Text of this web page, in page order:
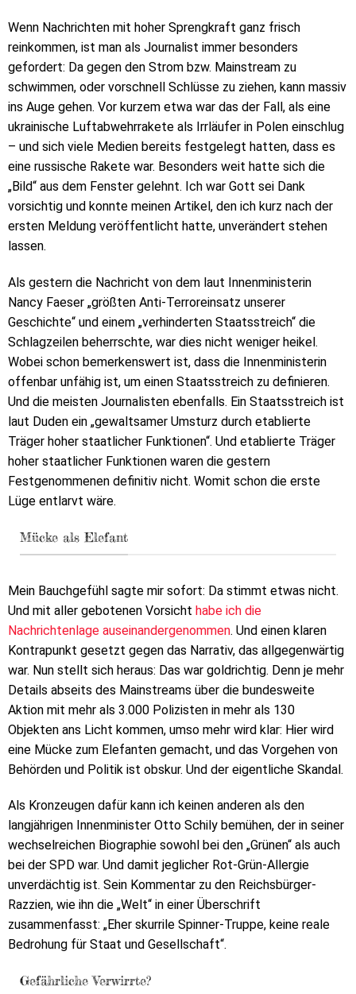
Wenn Nachrichten mit hoher Sprengkraft ganz frisch
reinkommen, ist man als Journalist immer besonders
gefordert: Da gegen den Strom bzw. Mainstream zu
schwimmen, oder vorschnell Schlüsse zu ziehen, kann massiv
ins Auge gehen. Vor kurzem etwa war das der Fall, als eine
ukrainische Luftabwehrrakete als Irrläufer in Polen einschlug
– und sich viele Medien bereits festgelegt hatten, dass es
eine russische Rakete war. Besonders weit hatte sich die
„Bild“ aus dem Fenster gelehnt. Ich war Gott sei Dank
vorsichtig und konnte meinen Artikel, den ich kurz nach der
ersten Meldung veröffentlicht hatte, unverändert stehen
lassen.
Als gestern die Nachricht von dem laut Innenministerin
Nancy Faeser „größten Anti-Terroreinsatz unserer
Geschichte“ und einem „verhinderten Staatsstreich“ die
Schlagzeilen beherrschte, war dies nicht weniger heikel.
Wobei schon bemerkenswert ist, dass die Innenministerin
offenbar unfähig ist, um einen Staatsstreich zu definieren.
Und die meisten Journalisten ebenfalls. Ein Staatsstreich ist
laut Duden ein „gewaltsamer Umsturz durch etablierte
Träger hoher staatlicher Funktionen“. Und etablierte Träger
hoher staatlicher Funktionen waren die gestern
Festgenommenen definitiv nicht. Womit schon die erste
Lüge entlarvt wäre.
Mücke als Elefant
Mein Bauchgefühl sagte mir sofort: Da stimmt etwas nicht.
Und mit aller gebotenen Vorsicht habe ich die
Nachrichtenlage auseinandergenommen. Und einen klaren
Kontrapunkt gesetzt gegen das Narrativ, das allgegenwärtig
war. Nun stellt sich heraus: Das war goldrichtig. Denn je mehr
Details abseits des Mainstreams über die bundesweite
Aktion mit mehr als 3.000 Polizisten in mehr als 130
Objekten ans Licht kommen, umso mehr wird klar: Hier wird
eine Mücke zum Elefanten gemacht, und das Vorgehen von
Behörden und Politik ist obskur. Und der eigentliche Skandal.
Als Kronzeugen dafür kann ich keinen anderen als den
langjährigen Innenminister Otto Schily bemühen, der in seiner
wechselreichen Biographie sowohl bei den „Grünen“ als auch
bei der SPD war. Und damit jeglicher Rot-Grün-Allergie
unverdächtig ist. Sein Kommentar zu den Reichsbürger-
Razzien, wie ihn die „Welt“ in einer Überschrift
zusammenfasst: „Eher skurrile Spinner-Truppe, keine reale
Bedrohung für Staat und Gesellschaft“.
Gefährliche Verwirrte?